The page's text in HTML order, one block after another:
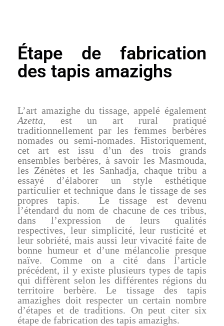
Étape de fabrication
des tapis amazighs
L’art amazighe du tissage, appelé également
Azetta,est un art rural pratiqué
traditionnellement par les femmes berbères
nomades ou semi-nomades. Historiquement,
cet art est issu d’un des trois grands
ensembles berbères, à savoir les Masmouda,
les Zénètes et les Sanhadja, chaque tribu a
essayé d’élaborer un style esthétique
particulier et technique dans le tissage de ses
propres tapis. Le tissage est devenu
l’étendard du nom de chacune de ces tribus,
dans l’expression de leurs qualités
respectives, leur simplicité, leur rusticité et
leur sobriété, mais aussi leur vivacité faite de
bonne humeur et d’une mélancolie presque
naïve. Comme on a cité dans l’article
précédent, il y existe plusieurs types de tapis
qui diffèrent selon les différentes régions du
territoire berbère. Le tissage des tapis
amazighes doit respecter un certain nombre
d’étapes et de traditions. On peut citer six
étape de fabrication des tapis amazighs.